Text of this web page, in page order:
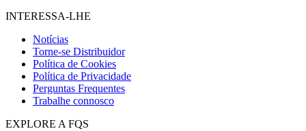
INTERESSA-LHE
Notícias
Torne-se Distribuidor
Política de Cookies
Política de Privacidade
Perguntas Frequentes
Trabalhe connosco
EXPLORE A FQS